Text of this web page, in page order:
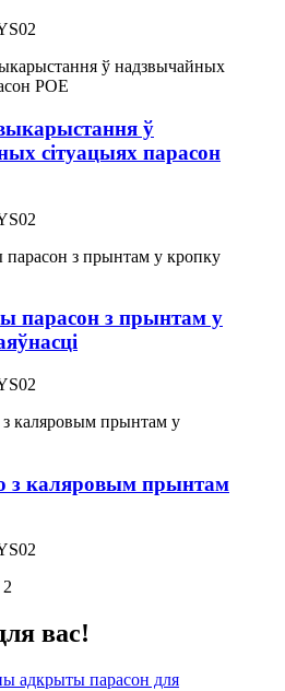
ў
сітуацыях парасон
парасон з прынтам у
з каляровым прынтам
вас!